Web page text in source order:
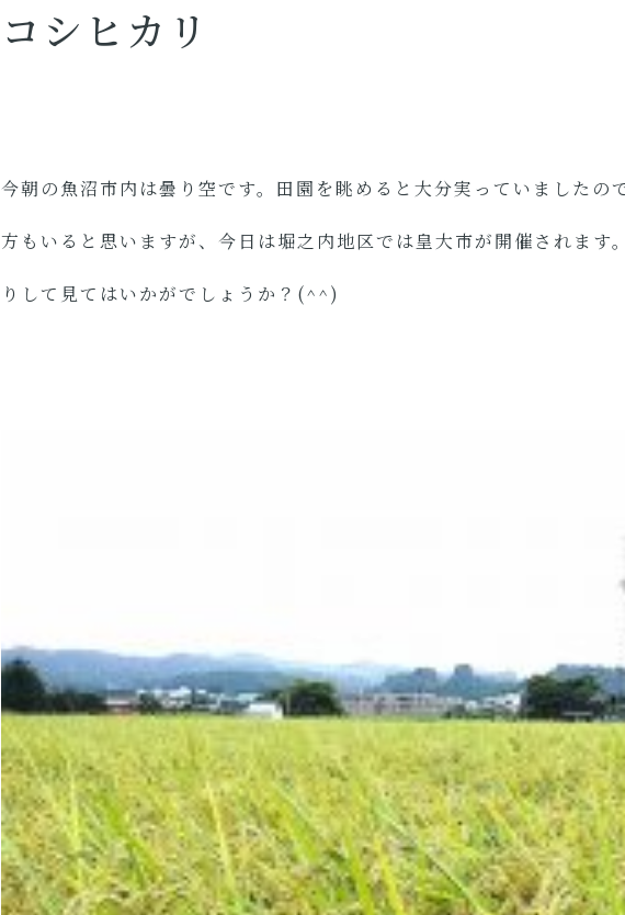
コシヒカリ
今朝の魚沼市内は曇り空です。田園を眺めると大分実っていましたの
方もいると思いますが、今日は堀之内地区では皇大市が開催されま
りして見てはいかがでしょうか？(^^)